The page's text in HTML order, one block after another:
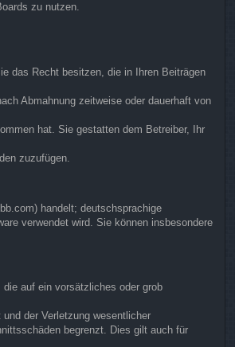
zu nutzen.
das Recht besitzen, die in Ihren Beiträgen
Abmahnung zeitweise oder dauerhaft von
hat. Sie gestatten dem Betreiber, Ihr
zuzufügen.
handelt; deutschsprachige
verwendet wird. Sie können insbesondere
auf ein vorsätzliches oder grob
der Verletzung wesentlicher
begrenzt. Dies gilt auch für